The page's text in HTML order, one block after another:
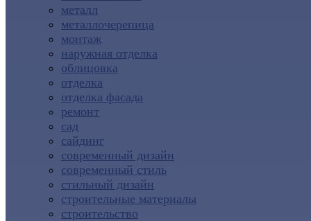
металл
металлочерепица
монтаж
наружная отделка
облицовка
отделка
отделка фасада
ремонт
сад
сайдинг
современный дизайн
современный стиль
стильный дизайн
строительные материалы
строительство